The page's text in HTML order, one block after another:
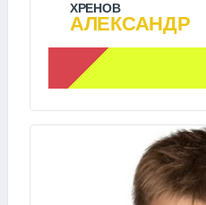
ХРЕНОВ
АЛЕКСАНДР